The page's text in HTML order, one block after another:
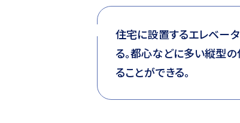
住宅に設置するエレベー
る。都心などに多い縦型
ることができる。